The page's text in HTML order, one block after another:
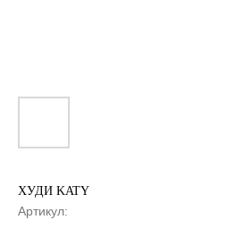
ХУДИ KATY
Артикул: